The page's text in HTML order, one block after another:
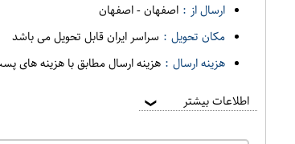
ارسال از : اصفهان-اصفهان
مکان تحویل : سراسر ایران قابل تحویل می باشد
هزینه ارسال : هزینه ارسال مطابق با هزینه های
اطلاعات بیشتر ❯